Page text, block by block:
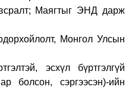
Маягтыг ЭНД дарж
Монгол Улсын
эсхүл бүртгэлгүй
болсон, сэргээсэн)-ийн